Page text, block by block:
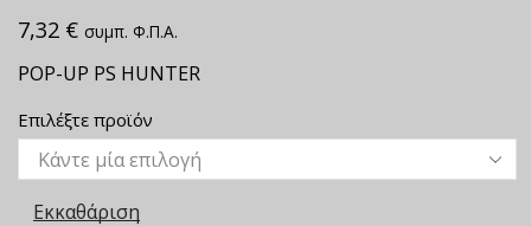
7,32 € συμπ. Φ.Π.Α.
ΡΟΡ-UP PS HUNTER
Επιλέξτε προϊόν
Εκκαθάριση